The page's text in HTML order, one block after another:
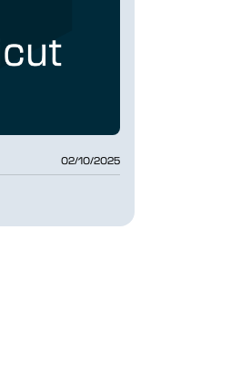
02/10/2025